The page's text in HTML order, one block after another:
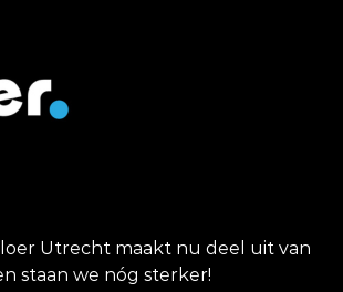
Utrecht maakt nu deel uit van
staan we nóg sterker!